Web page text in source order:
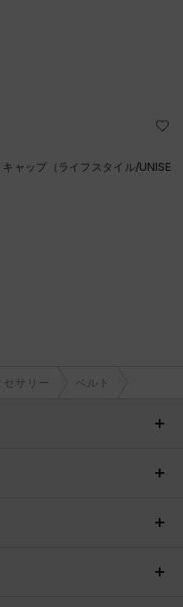
ャップ（ライフスタイル/UNISE
セサリー ベルト